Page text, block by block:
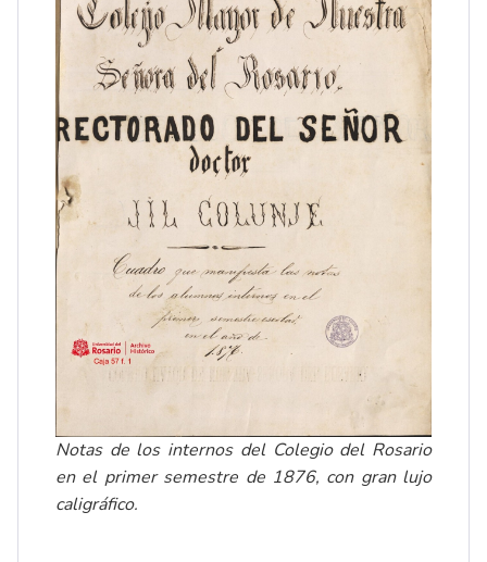
Notas de los internos del Colegio del Rosario
en el primer semestre de 1876, con gran lujo
caligráfico.